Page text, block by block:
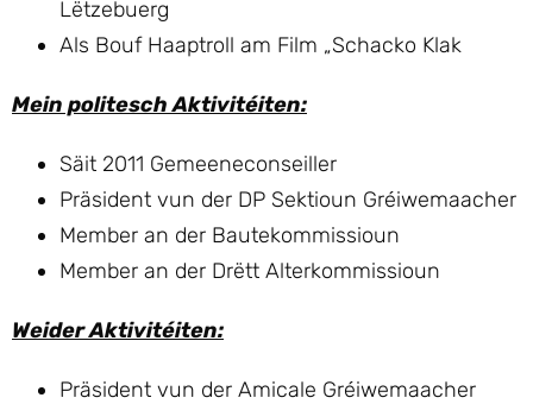
Lëtzebuerg
Als Bouf Haaptroll am Film „Schacko Klak
Mein politesch Aktivitéiten:
Säit 2011 Gemeeneconseiller
Präsident vun der DP Sektioun Gréiwemaacher
Member an der Bautekommissioun
Member an der Drëtt Alterkommissioun
Weider Aktivitéiten:
Präsident vun der Amicale Gréiwemaacher